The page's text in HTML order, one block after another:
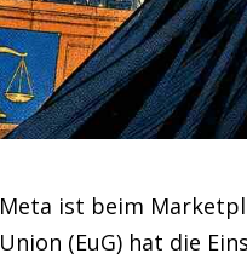
Meta ist beim
Union (EuG) hat die